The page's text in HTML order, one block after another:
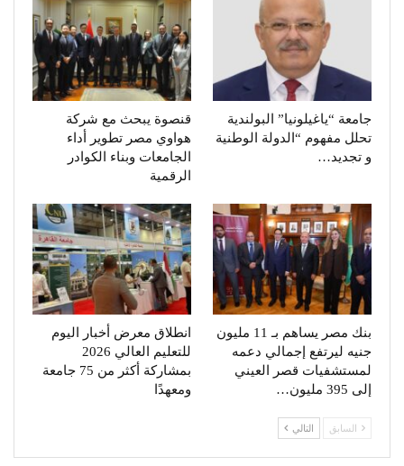
جامعة “ياغيلونيا” البولندية
تحلل مفهوم “الدولة الوطنية
و تجديد…
قنصوة يبحث مع شركة
هواوي مصر تطوير أداء
الجامعات وبناء الكوادر
الرقمية
بنك مصر يساهم بـ 11 مليون
جنيه ليرتفع إجمالي دعمه
لمستشفيات قصر العيني
إلى 395 مليون…
انطلاق معرض أخبار اليوم
للتعليم العالي 2026
بمشاركة أكثر من 75 جامعة
ومعهدًا
السابق التالي